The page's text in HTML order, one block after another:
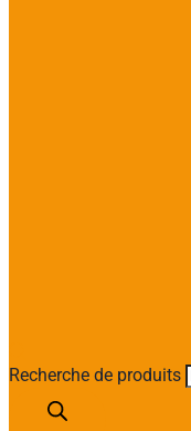
Recherche de produits